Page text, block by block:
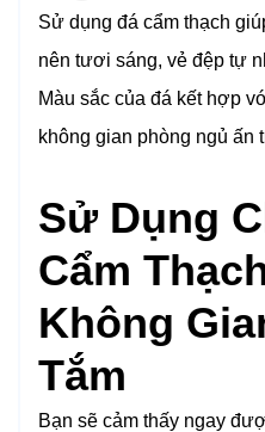
Sử dụng đá cẩm thạch
nên tươi sáng, vẻ đệp tự
Màu sắc của đá kết hợp
không gian phòng ngủ ấn
Sử Dụng
Cẩm
Không
Tắm
Bạn sẽ cảm thấy ngay